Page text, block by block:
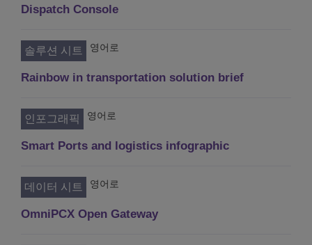
Dispatch Console
솔루션 시트 영어로
Rainbow in transportation solution brief
인포그래픽 영어로
Smart Ports and logistics infographic
데이터 시트 영어로
OmniPCX Open Gateway